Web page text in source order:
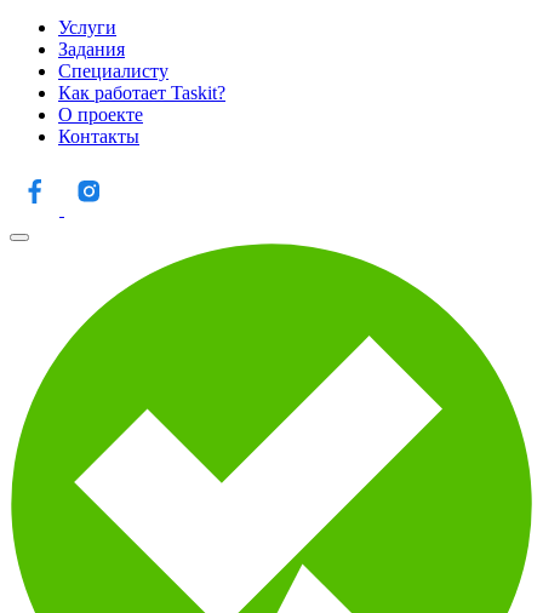
Услуги
Задания
Специалисту
Как работает Taskit?
О проекте
Контакты